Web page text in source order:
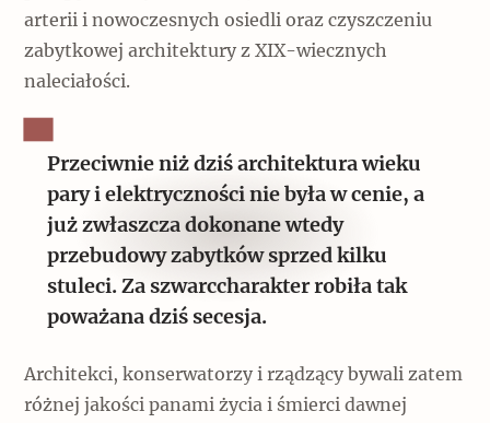
arterii i nowoczesnych osiedli oraz czyszczeniu
zabytkowej architektury z XIX-wiecznych
naleciałości.
Przeciwnie niż dziś architektura wieku
pary i elektryczności nie była w cenie, a
już zwłaszcza dokonane wtedy
przebudowy zabytków sprzed kilku
stuleci. Za szwarccharakter robiła tak
poważana dziś secesja.
Architekci, konserwatorzy i rządzący bywali zatem
różnej jakości panami życia i śmierci dawnej